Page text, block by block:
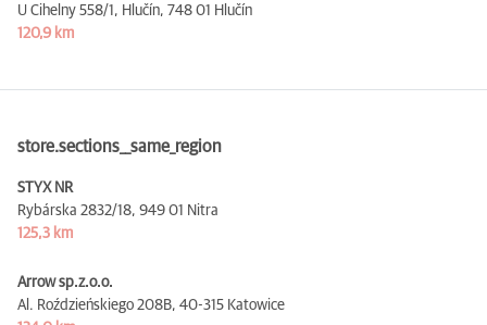
U Cihelny 558/1, Hlučín, 748 01 Hlučín
120,9 km
store.sections__same_region
STYX NR
Rybárska 2832/18, 949 01 Nitra
125,3 km
Arrow sp.z.o.o.
Al. Roździeńskiego 208B, 40-315 Katowice